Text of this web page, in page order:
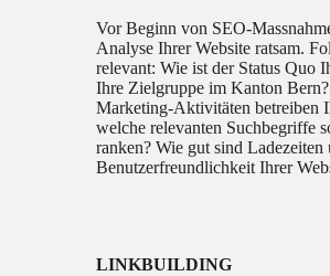
Vor Beginn von SEO-
Analyse Ihrer Website ratsam.
relevant: Wie ist der Status Quo
Ihre Zielgruppe im Kanton
Marketing-Aktivitäten betreiben
welche relevanten Suchbegriffe
ranken? Wie gut sind Ladezeiten
Benutzerfreundlichkeit Ihrer
LINKBUILDING